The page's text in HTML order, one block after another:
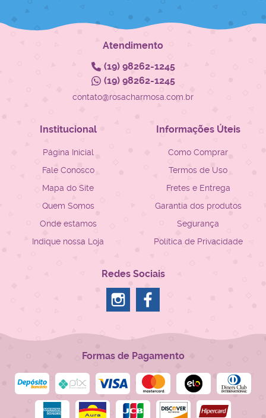
Atendimento
(19)98262-1245
(19)98262-1245
contato@rosacharmosa.com.br
Institucional
Página Inicial
Fale Conosco
Mapa do Site
Quem Somos
Onde estamos
Indique nossa Loja
Informações Úteis
Como Comprar
Termos de Uso
Fretes e Entrega
Garantia dos produtos
Segurança
Política de Privacidade
Redes Sociais
Formas de Pagamento